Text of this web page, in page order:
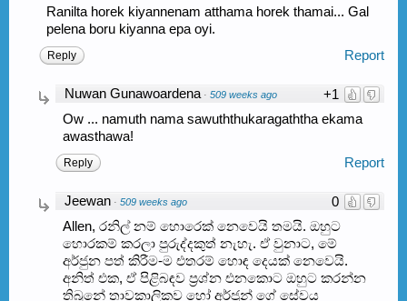
Ranilta horek kiyannenam atthama horek thamai... Gal
pelena boru kiyanna epa oyi.
Report
Reply
+1
Nuwan Gunawoardena · 509 weeks ago
Ow ... namuth nama sawuththukaragaththa ekama
awasthawa!
Report
Reply
0
Jeewan · 509 weeks ago
Allen, රනිල් නම් හොරෙක් නෙවෙයි තමයි. ඔහුට
හොරකම් කරලා පුරුද්දකුත් නැහැ. ඒ වුනාට, මේ
අර්ජුන පත් කිරීම-ම එතරම් හොඳ දෙයක් නෙවෙයි.
අනිත් එක, ඒ පිළිබඳව ප්‍රශ්න එනකොට ඔහුට කරන්න
තිබුනේ තාවකාලිකව හෝ අර්ජුන් ගේ සේවය